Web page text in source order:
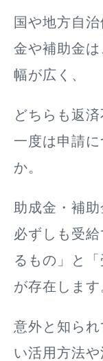
国や地方自
金や補助金
幅が広く、
どちらも返
一度は申請
か。
助成金・補
必ずしも受
るもの」と
が存在します
意外と知ら
い活用方法